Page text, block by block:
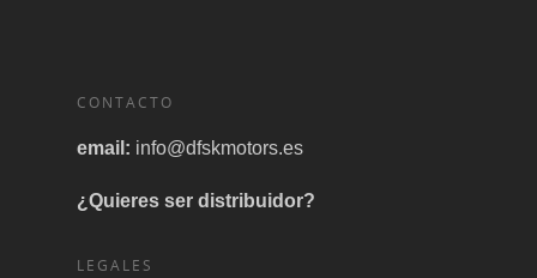
CONTACTO
email: info@dfskmotors.es
¿Quieres ser distribuidor?
LEGALES